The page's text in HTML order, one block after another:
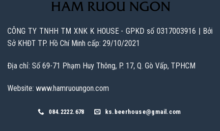
CÔNG TY TNHH TM XNK K HOUSE - GPKD số 0317003916 | Bởi
Sở KHĐT TP. Hồ Chí Minh cấp: 29/10/2021
Địa chỉ: Số 69-71 Phạm Huy Thông, P. 17, Q. Gò Vấp, TPHCM
Website: www.hamruoungon.com
084.2222.678 ks.beerhouse@gmail.com